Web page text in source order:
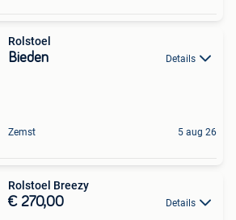
Rolstoel
Bieden Details
Zemst 5 aug 26
Rolstoel Breezy
€ 270,00 Details